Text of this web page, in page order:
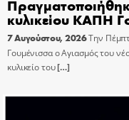
κυλικείου ΚΑΠΗ
7 Αυγούστου, 2026Την
Γουμένισσα ο Αγιασμός του
κυλικείο του[…]